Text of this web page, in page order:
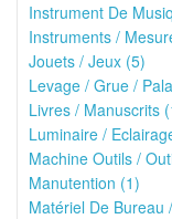
Instrument De
Instruments /
Jouets / Jeux (5)
Levage / Grue /
Livres / Manuscrits
Luminaire /
Machine Outils /
Manutention (1)
Matériel De